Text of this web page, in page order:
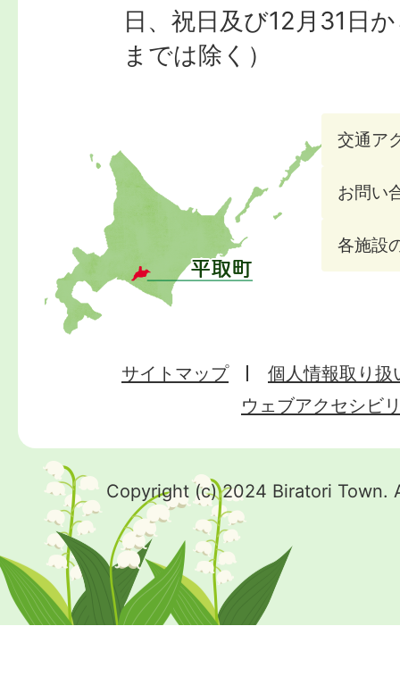
日、祝日及び12月31日
までは除く）
交通ア
お問い
各施設
サイトマップ
個人情報取り扱
ウェブアクセシビ
Copyright (c) 2024 Biratori Town.